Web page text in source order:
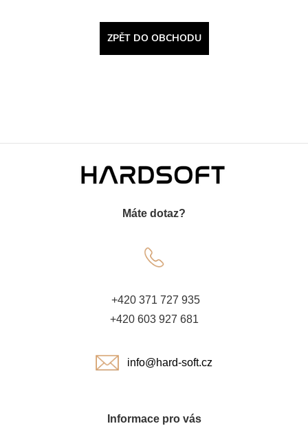
ZPĚT DO OBCHODU
Máte dotaz?
+420 371 727 935
+420 603 927 681
info@hard-soft.cz
Informace pro vás